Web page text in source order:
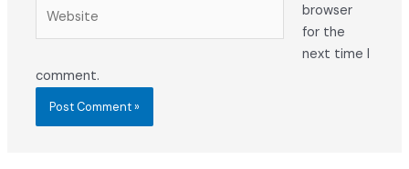
browser
for the
next time I
comment.